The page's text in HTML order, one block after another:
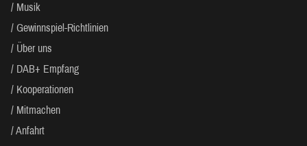
Musik
Gewinnspiel-Richtlinien
Über uns
DAB+ Empfang
Kooperationen
Mitmachen
Anfahrt